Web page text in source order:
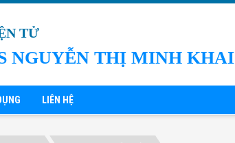
TỬ
NGUYỄN THỊ MINH KHAI
LIÊN HỆ